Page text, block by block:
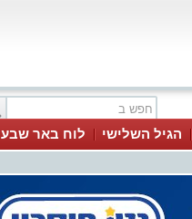
הגיל השלישי
לוח באר שבע